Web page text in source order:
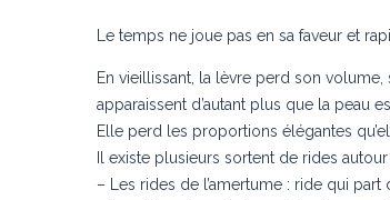
Le temps ne joue pas en sa faveur et
En vieillissant, la lèvre perd son
apparaissent d’autant plus que la peau
Elle perd les proportions élégantes
Il existe plusieurs sortent de rides
– Les rides de l’amertume : ride qui